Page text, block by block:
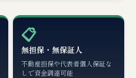
📋
無担保・無保証人
不動産担保や代表者個人保証な
しで資金調達可能